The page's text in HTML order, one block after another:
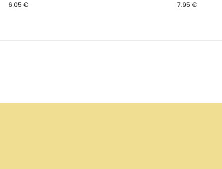
kojeneckú termosku č.2,
6.05 €
farby
7.95 €